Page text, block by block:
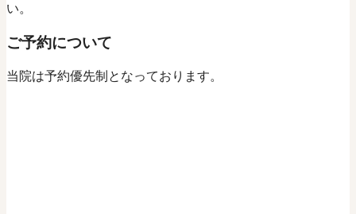
い。
ご予約について
当院は予約優先制となっております。